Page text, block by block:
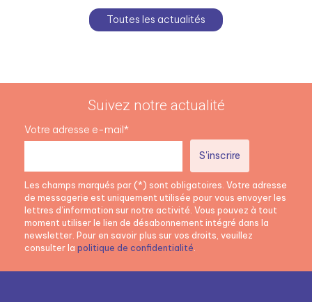
Toutes les actualités
Suivez notre actualité
Votre adresse e-mail*
Les champs marqués par (*) sont obligatoires. Votre adresse
de messagerie est uniquement utilisée pour vous envoyer les
lettres d’information sur notre activité. Vous pouvez à tout
moment utiliser le lien de désabonnement intégré dans la
newsletter. Pour en savoir plus sur vos droits, veuillez
consulter la politique de confidentialité.